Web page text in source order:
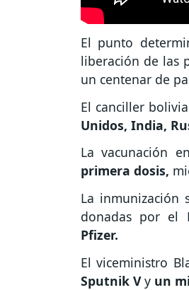
El punto
liberación de las
un centenar de
El canciller
Unidos, India,
La vacunación
primera dosis,
La inmunización
donadas por el
Pfizer.
El viceministro
Sputnik Vy un